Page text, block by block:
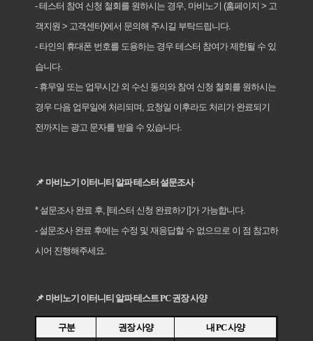
-테스터 참여 신청 철회를 원하시는 경우, 마비노기 (홈페이지 > 고
객지원 > 고객센터)에서 문의해 주시길 부탁드립니다.
- 타인의 휴대폰 번호를 도용하는 경우 테스터 참여가 제한될 수 있
습니다.
- 휴무일 또는 업무시간 외 수신 동의와 참여 신청 철회를 원하시는
경우 다음 업무일에 처리되며, 요청일 이후라도 처리가 완료되기
전까지는 광고 문자를 받을 수 있습니다.
📌 마비노기 이터니티 알파 테스터 설문조사
* 설문조사 완료 후, [테스터 신청 완료하기]가 가능합니다.
- 설문조사 완료 후에는 수정 및 재응답할 수 없으므로 이 점 참고하
시어 진행해주세요.
📌 마비노기 이터니티 알파 테스트 PC 권장 사양
구분 권장 사양 내 PC 사양